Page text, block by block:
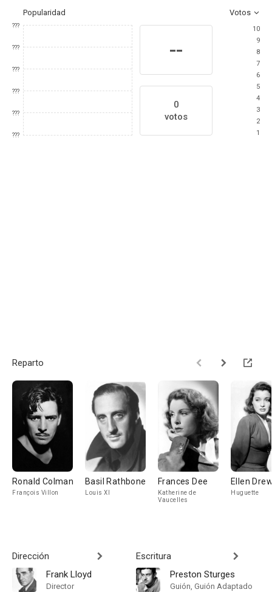
Popularidad Votos
???
???
???
???
???
???
--
0
votos
10
9
8
7
6
5
4
3
2
1
Reparto
Ronald Colman
François Villon
Basil Rathbone
Louis XI
Frances Dee
Katherine de
Vaucelles
Ellen
Huguette
Dirección
Frank Lloyd
Director
Escritura
Preston Sturges
Guión, Guión Adaptado